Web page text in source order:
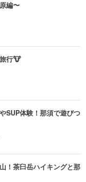
編〜
行🐮
SUP体験！那須で遊びつ
！茶臼岳ハイキングと那